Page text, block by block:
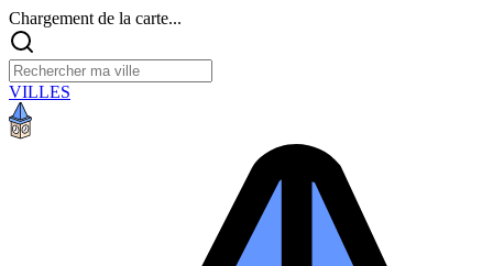
Chargement de la carte...
VILLES